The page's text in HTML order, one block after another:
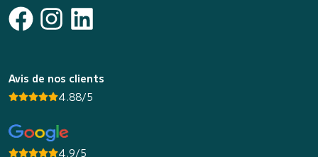
Avis de nos clients
4.88/5
4.9/5